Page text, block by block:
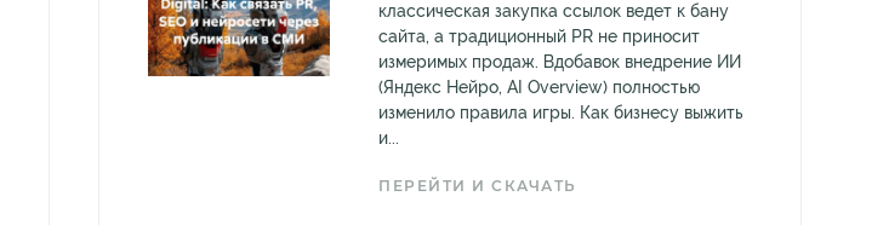
классическая закупка ссылок ведет к бану
сайта, а традиционный PR не приносит
измеримых продаж. Вдобавок внедрение ИИ
(Яндекс Нейро, AI Overview) полностью
изменило правила игры. Как бизнесу выжить
и...
ПЕРЕЙТИ И СКАЧАТЬ